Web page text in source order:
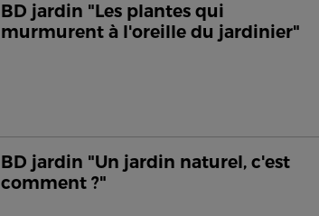
BD jardin "Les plantes qui
murmurent à l'oreille du jardinier"
BD jardin "Un jardin naturel, c'est
comment ?"